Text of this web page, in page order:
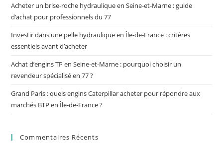
Acheter un brise-roche hydraulique en Seine-et-Marne : guide
d’achat pour professionnels du 77
Investir dans une pelle hydraulique en Île-de-France : critères
essentiels avant d’acheter
Achat d’engins TP en Seine-et-Marne : pourquoi choisir un
revendeur spécialisé en 77 ?
Grand Paris : quels engins Caterpillar acheter pour répondre aux
marchés BTP en Île-de-France ?
Commentaires Récents